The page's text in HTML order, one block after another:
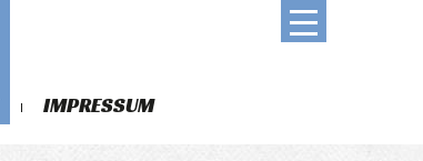
IMPRESSUM